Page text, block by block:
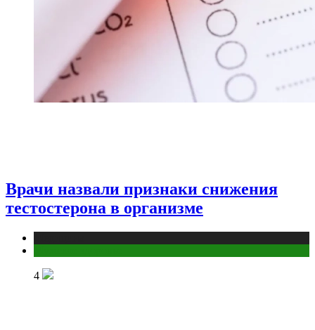
Врачи назвали признаки снижения
тестостерона в организме
4